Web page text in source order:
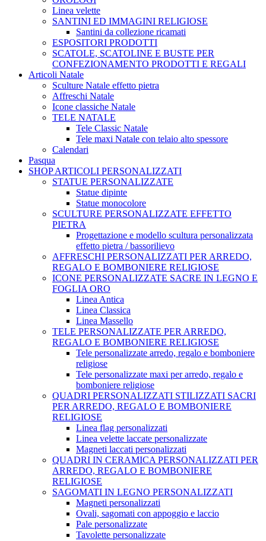
Linea velette
SANTINI ED IMMAGINI RELIGIOSE
Santini da collezione ricamati
ESPOSITORI PRODOTTI
SCATOLE, SCATOLINE E BUSTE PER
CONFEZIONAMENTO PRODOTTI E REGALI
Articoli Natale
Sculture Natale effetto pietra
Affreschi Natale
Icone classiche Natale
TELE NATALE
Tele Classic Natale
Tele maxi Natale con telaio alto spessore
Calendari
Pasqua
SHOP ARTICOLI PERSONALIZZATI
STATUE PERSONALIZZATE
Statue dipinte
Statue monocolore
SCULTURE PERSONALIZZATE EFFETTO
PIETRA
Progettazione e modello scultura personalizzata
effetto pietra / bassorilievo
AFFRESCHI PERSONALIZZATI PER ARREDO,
REGALO E BOMBONIERE RELIGIOSE
ICONE PERSONALIZZATE SACRE IN LEGNO E
FOGLIA ORO
Linea Antica
Linea Classica
Linea Massello
TELE PERSONALIZZATE PER ARREDO,
REGALO E BOMBONIERE RELIGIOSE
Tele personalizzate arredo, regalo e bomboniere
religiose
Tele personalizzate maxi per arredo, regalo e
bomboniere religiose
QUADRI PERSONALIZZATI STILIZZATI SACRI
PER ARREDO, REGALO E BOMBONIERE
RELIGIOSE
Linea flag personalizzati
Linea velette laccate personalizzate
Magneti laccati personalizzati
QUADRI IN CERAMICA PERSONALIZZATI PER
ARREDO, REGALO E BOMBONIERE
RELIGIOSE
SAGOMATI IN LEGNO PERSONALIZZATI
Magneti personalizzati
Ovali, sagomati con appoggio e laccio
Pale personalizzate
Tavolette personalizzate